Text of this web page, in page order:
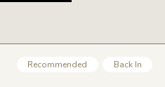
Recommended Back In